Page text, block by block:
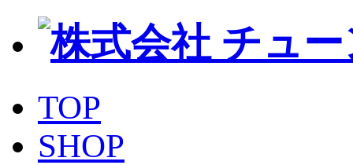
TOP
SHOP